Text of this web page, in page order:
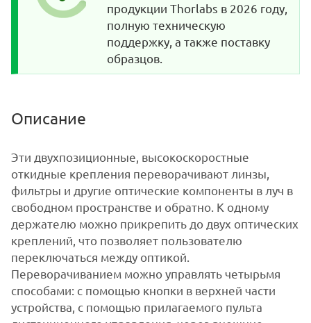
продукции Thorlabs в 2026 году,
полную техническую
поддержку, а также поставку
образцов.
Описание
Эти двухпозиционные, высокоскоростные
откидные крепления переворачивают линзы,
фильтры и другие оптические компоненты в луч в
свободном пространстве и обратно. К одному
держателю можно прикрепить до двух оптических
креплений, что позволяет пользователю
переключаться между оптикой.
Переворачиванием можно управлять четырьмя
способами: с помощью кнопки в верхней части
устройства, с помощью прилагаемого пульта